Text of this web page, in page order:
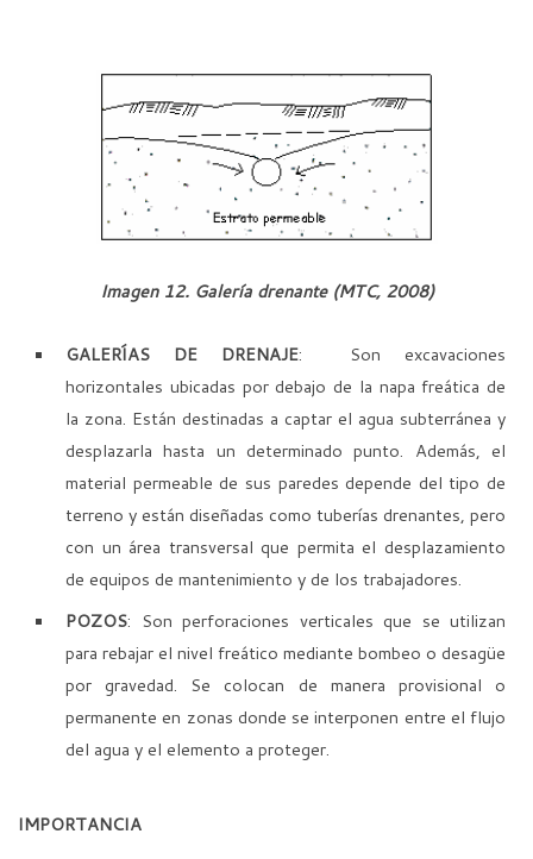
Imagen 12. Galería drenante (MTC, 2008)
GALERÍAS DE DRENAJE: Son excavaciones
horizontales ubicadas por debajo de la napa freática de
la zona. Están destinadas a captar el agua subterránea y
desplazarla hasta un determinado punto. Además, el
material permeable de sus paredes depende del tipo de
terreno y están diseñadas como tuberías drenantes, pero
con un área transversal que permita el desplazamiento
de equipos de mantenimiento y de los trabajadores.
POZOS: Son perforaciones verticales que se utilizan
para rebajar el nivel freático mediante bombeo o desagüe
por gravedad. Se colocan de manera provisional o
permanente en zonas donde se interponen entre el flujo
del agua y el elemento a proteger.
IMPORTANCIA